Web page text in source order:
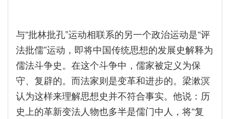
与“批林批孔”运动相联系的另一个政治运动是“评
法批儒”运动，即将中国传统思想的发展史解释为
儒法斗争史。在这个斗争中，儒家被定义为保
守、复辟的。而法家则是变革和进步的。梁漱溟
认为这样来理解思想史并不符合事实。他说：历
史上的革新变法人物也多半是儒门中人，将“复